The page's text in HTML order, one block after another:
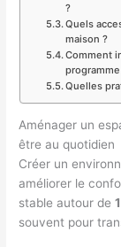
?
Quels
maison ?
Comment
Quelles
Aménager un
être au quotidien
Créer un
améliorer le
stable autour de
souvent pour